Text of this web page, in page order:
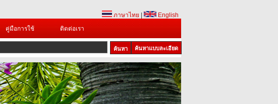
ภาษาไทย
English
คู่มือการใช้ ติดต่อเรา
ค้นหาแบบละเอียด